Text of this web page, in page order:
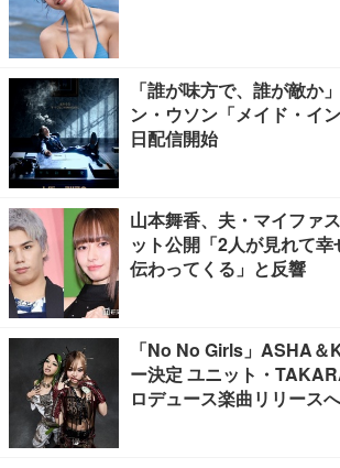
「誰が味方で、誰が敵か
ン・ウソン「メイド・イ
日配信開始
山本舞香、夫・マイファ
ット公開「2人が見れて
伝わってくる」と反響
「No No Girls」ASHA＆
ー決定 ユニット・
ロデュース楽曲リリースへ